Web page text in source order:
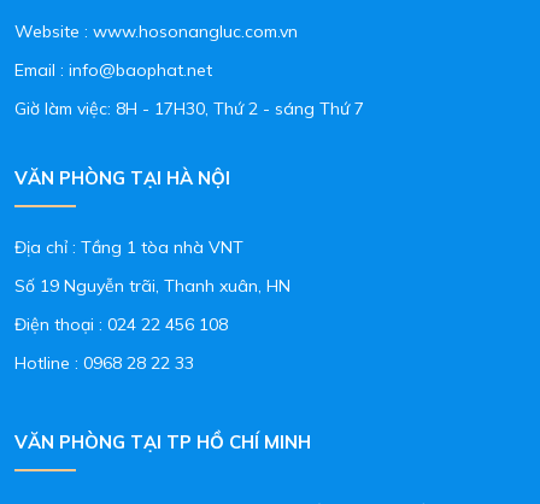
Website : www.hosonangluc.com.vn
Email : info@baophat.net
Giờ làm việc: 8H - 17H30, Thứ 2 - sáng Thứ 7
VĂN PHÒNG TẠI HÀ NỘI
Địa chỉ : Tầng 1 tòa nhà VNT
Số 19 Nguyễn trãi, Thanh xuân, HN
Điện thoại : 024 22 456 108
Hotline : 0968 28 22 33
VĂN PHÒNG TẠI TP HỒ CHÍ MINH